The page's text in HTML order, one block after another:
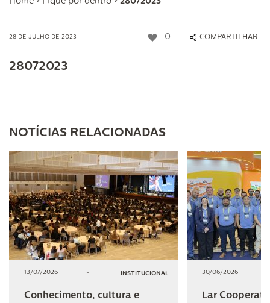
28 DE JULHO DE 2023 0 COMPARTILHAR
28072023
NOTÍCIAS RELACIONADAS
13/07/2026 - INSTITUCIONAL
Conhecimento, cultura e
30/06/2026
Lar